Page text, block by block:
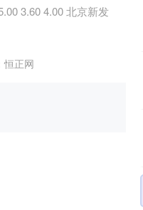
3.60 4.00 北京新发
恒正网